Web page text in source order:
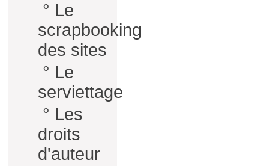
° Le
scrapbooking
des sites
° Le
serviettage
° Les
droits
d'auteur